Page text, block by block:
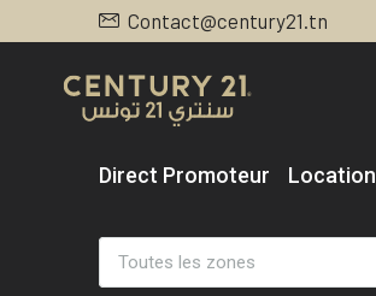
Contact@century21.tn
Direct Promoteur Location
Toutes les zones